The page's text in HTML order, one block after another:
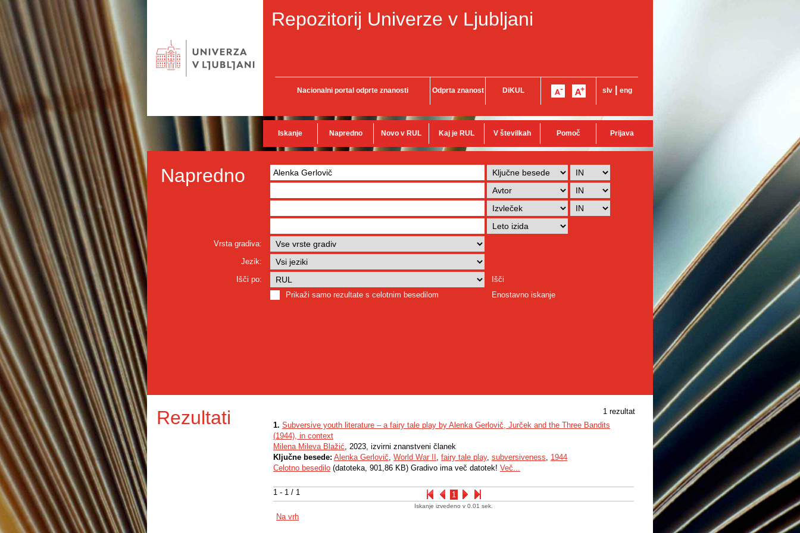
Repozitorij Univerze v Ljubljani
Nacionalni portal odprte znanosti Odprta znanost DiKUL slv eng
Iskanje Napredno Novo v RUL Kaj je RUL V številkah Pomoč Prijava
Napredno
Vrsta gradiva:
Jezik:
Išči po:
Išči
Prikaži samo rezultate s celotnim besedilom
Enostavno iskanje
Rezultati 1 rezultat
1 - 1 / 1 1
1. Subversive youth literature – a fairy tale play by Alenka Gerlovič, Jurček and the Three Bandits
(1944), in context
Milena Mileva Blažić, 2023, izvirni znanstveni članek
Ključne besede: Alenka Gerlovič, World War II , fairy tale play, subversiveness, 1944
Celotno besedilo (datoteka, 901,86 KB) Gradivo ima več datotek! Več...
Iskanje izvedeno v 0.01 sek.
Na vrh